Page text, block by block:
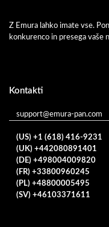
Z Emura lahko imate vse.
konkurenco in presega vaše
Kontakti
support@emura-pan.com
(US) +1 (618) 416-9231
(UK) +442080891401
(DE) +498004009820
(FR) +33800960245
(PL) +48800005495
(SV) +46103371611